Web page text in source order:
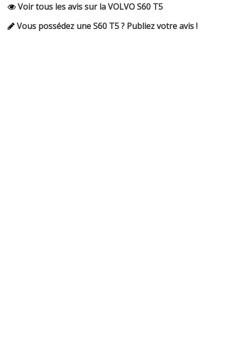
Voir tous les avis sur la VOLVO S60 T5
Vous possédez une S60 T5 ? Publiez votre avis !